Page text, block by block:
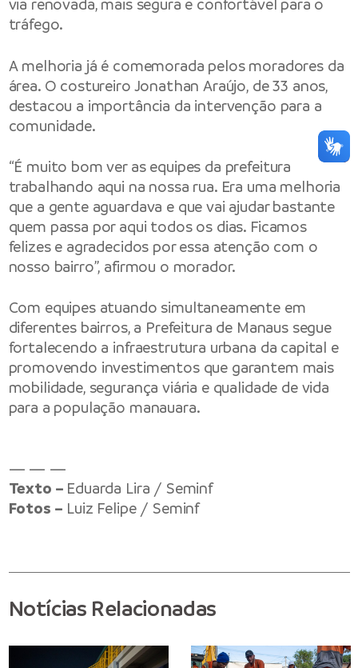
via renovada, mais segura e confortável para o
tráfego.
A melhoria já é comemorada pelos moradores da
área. O costureiro Jonathan Araújo, de 33 anos,
destacou a importância da intervenção para a
comunidade.
“É muito bom ver as equipes da prefeitura
trabalhando aqui na nossa rua. Era uma melhoria
que a gente aguardava e que vai ajudar bastante
quem passa por aqui todos os dias. Ficamos
felizes e agradecidos por essa atenção com o
nosso bairro”, afirmou o morador.
Com equipes atuando simultaneamente em
diferentes bairros, a Prefeitura de Manaus segue
fortalecendo a infraestrutura urbana da capital e
promovendo investimentos que garantem mais
mobilidade, segurança viária e qualidade de vida
para a população manauara.
— — —
Texto – Eduarda Lira / Seminf
Fotos – Luiz Felipe / Seminf
Notícias Relacionadas